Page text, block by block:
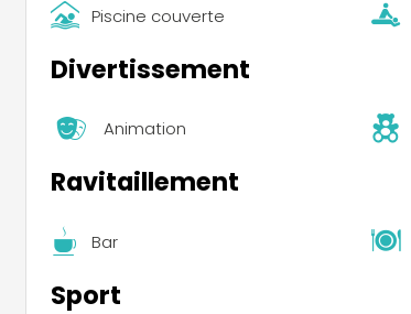
Piscine couverte
Divertissement
Animation
Ravitaillement
Bar
Sport